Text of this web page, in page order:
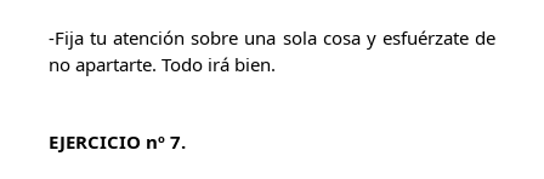
-Fija tu atención sobre una sola cosa y esfuérzate de
no apartarte. Todo irá bien.
EJERCICIO nº 7.